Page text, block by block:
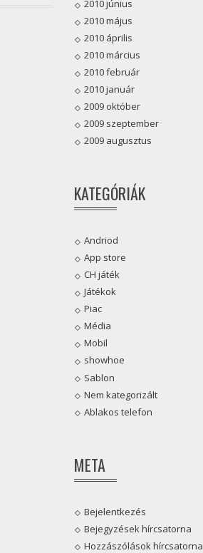
2010 június
2010 május
2010 április
2010 március
2010 február
2010 január
2009 október
2009 szeptember
2009 augusztus
KATEGÓRIÁK
Andriod
App store
CH játék
Játékok
Piac
Média
Mobil
showhoe
Sablon
Nem kategorizált
Ablakos telefon
META
Bejelentkezés
Bejegyzések hírcsatorna
Hozzászólások hírcsatorna